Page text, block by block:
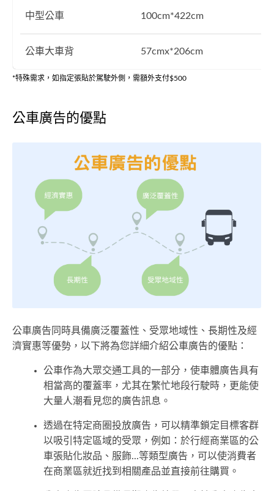
中型公車 100cm*422cm
公車大車背 57cmx*206cm
*特殊需求，如指定張貼於駕駛外側，需額外支付$500
公車廣告的優點
公車廣告同時具備廣泛覆蓋性、受眾地域性、長期性及經
濟實惠等優勢，以下將為您詳細介紹公車廣告的優點：
公車作為大眾交通工具的一部分，使車體廣告具有
相當高的覆蓋率，尤其在繁忙地段行駛時，更能使
大量人潮看見您的廣告訊息。
透過在特定商圈投放廣告，可以精準鎖定目標客群
以吸引特定區域的受眾，例如：於行經商業區的公
車張貼化妝品、服飾...等類型廣告，可以使消費者
在商業區就近找到相關產品並直接前往購買。